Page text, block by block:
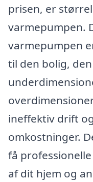
prisen, er
varmepumpen.
varmepumpen
til den bolig,
ineffektiv drift
omkostninger.
få
af dit hjem og